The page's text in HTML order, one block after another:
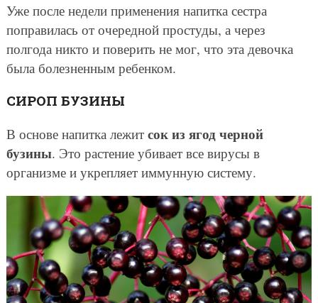
Уже после недели применения напитка сестра
поправилась от очередной простуды, а через
полгода никто и поверить не мог, что эта девочка
была болезненным ребенком.
СИРОП БУЗИНЫ
В основе напитка лежит сок из ягод черной
бузины. Это растение убивает все вирусы в
организме и укрепляет иммунную систему.